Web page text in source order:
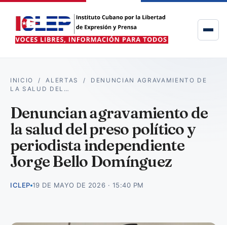
INICIO /ALERTAS / DENUNCIAN AGRAVAMIENTO DE
LA SALUD DEL…
Denuncian agravamiento de
la salud del preso político y
periodista independiente
Jorge Bello Domínguez
ICLEP 19 DE MAYO DE 2026 · 15:40 PM